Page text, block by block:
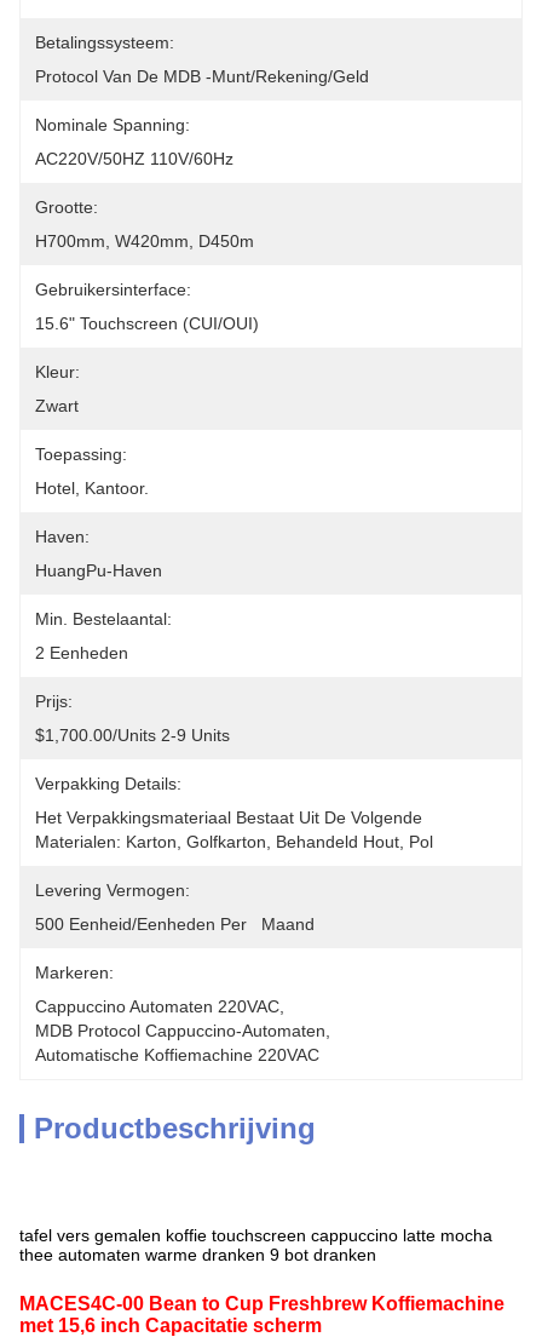
Betalingssysteem:
Protocol Van De MDB -Munt/rekening/geld
Nominale Spanning:
AC220V/50HZ 110V/60Hz
Grootte:
H700mm, W420mm, D450m
Gebruikersinterface:
15.6" Touchscreen (CUI/OUI)
Kleur:
Zwart
Toepassing:
Hotel, Kantoor.
Haven:
HuangPu-Haven
Min. Bestelaantal:
2 Eenheden
Prijs:
$1,700.00/units 2-9 Units
Verpakking Details:
Het Verpakkingsmateriaal Bestaat Uit De Volgende
Materialen: Karton, Golfkarton, Behandeld Hout, Pol
Levering Vermogen:
500 Eenheid/Eenheden Per   Maand
Markeren:
Cappuccino Automaten 220VAC
MDB Protocol Cappuccino-Automaten
Automatische Koffiemachine 220VAC
Productbeschrijving
tafel vers gemalen koffie touchscreen cappuccino latte mocha
thee automaten warme dranken 9 bot dranken
MACES4C-00 Bean to Cup Freshbrew Koffiemachine
met 15,6 inch Capacitatie scherm